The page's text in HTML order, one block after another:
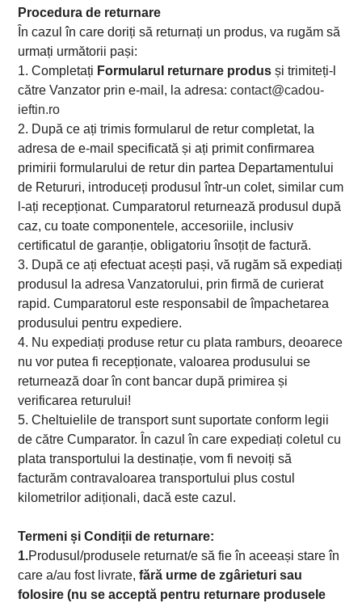
Procedura de returnare
În cazul în care doriți să returnați un produs, va rugăm să
urmați următorii pași:
1. Completați Formularul returnare produs și trimiteți-l
către Vanzator prin e-mail, la adresa:contact@cadou-
ieftin.ro
2. După ce ați trimis formularul de retur completat, la
adresa de e-mail specificată și ați primit confirmarea
primirii formularului de retur din partea Departamentului
de Retururi, introduceți produsul într-un colet, similar cum
l-ați recepționat. Cumparatorul returnează produsul după
caz, cu toate componentele, accesoriile, inclusiv
certificatul de garanție, obligatoriu însoțit de factură.
3. După ce ați efectuat acești pași, vă rugăm să expediați
produsul la adresa Vanzatorului, prin firmă de curierat
rapid. Cumparatorul este responsabil de împachetarea
produsului pentru expediere.
4. Nu expediați produse retur cu plata ramburs, deoarece
nu vor putea fi recepționate, valoarea produsului se
returnează doar în cont bancar după primirea și
verificarea returului!
5. Cheltuielile de transport sunt suportate conform legii
de către Cumparator. În cazul în care expediați coletul cu
plata transportului la destinație, vom fi nevoiți să
facturăm contravaloarea transportului plus costul
kilometrilor adiționali, dacă este cazul.
Termeni și Condiții de returnare:
1.Produsul/produsele returnat/e să fie în aceeași stare în
care a/au fost livrate,fără urme de zgârieturi sau
folosire (nu se acceptă pentru returnare produsele